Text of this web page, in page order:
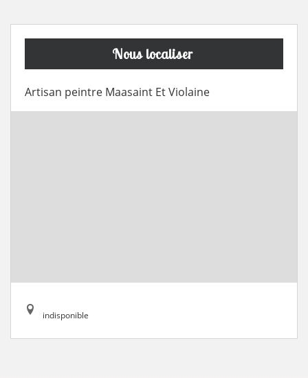
Nous localiser
Artisan peintre Maasaint Et Violaine
indisponible